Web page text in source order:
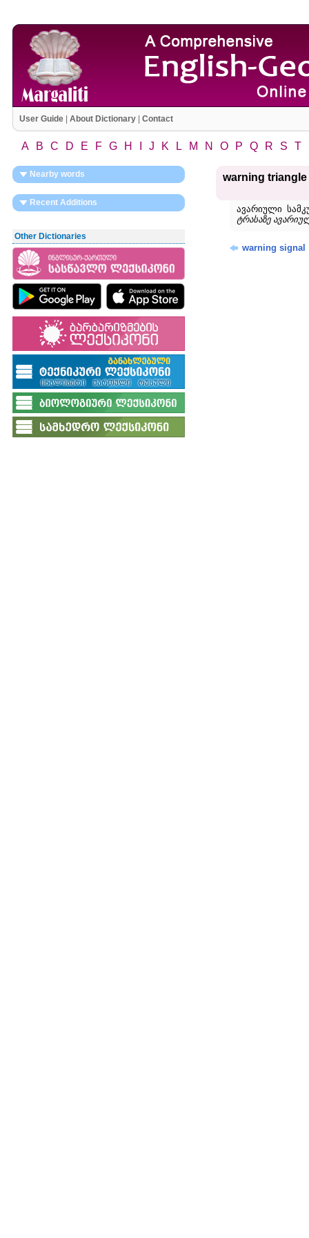
User Guide| About Dictionary| Contact
A B C D E F G H J K L M N O P Q R S T
Nearby words
Recent Additions
Other Dictionaries
warning triangle
ავარიული
ტრასაზე
warning signal